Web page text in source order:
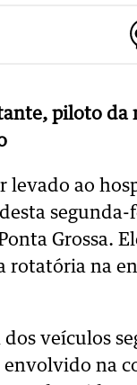
piloto da
levado ao
segunda-
Grossa.
rotatória na
veículos
na